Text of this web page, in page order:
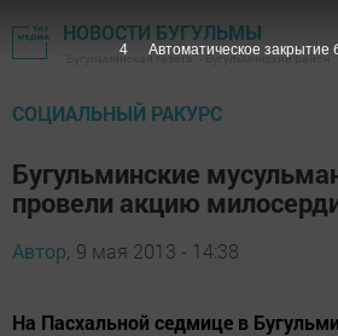
НОВОСТИ БУГУЛЬМЫ
"Бугульминская газета" - Бугульминский район
СОЦИАЛЬНЫЙ РАКУРС
Бугульминские
провели акцию
Автор, 9 мая 2013 - 14:38
На Пасхальной седмице в
3 Автоматическое закрытие